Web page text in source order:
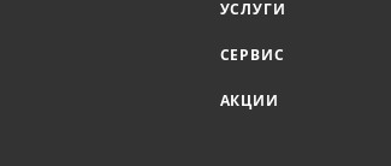
УСЛУГИ
СЕРВИС
АКЦИИ